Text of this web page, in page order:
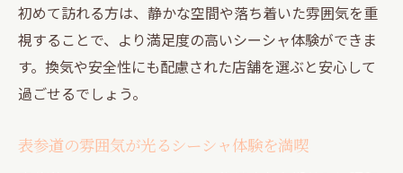
隠れ家シーシャで過ごす落ち着いた夜の過
ごし方
2軒目利用におすすめの静かなシーシャ空間
ト
初めて訪れる方は、静かな空間や落ち着いた雰囲気を重
視することで、より満足度の高いシーシャ体験ができま
す。換気や安全性にも配慮された店舗を選ぶと安心して
過ごせるでしょう。
表参道の雰囲気が光るシーシャ体験を満喫